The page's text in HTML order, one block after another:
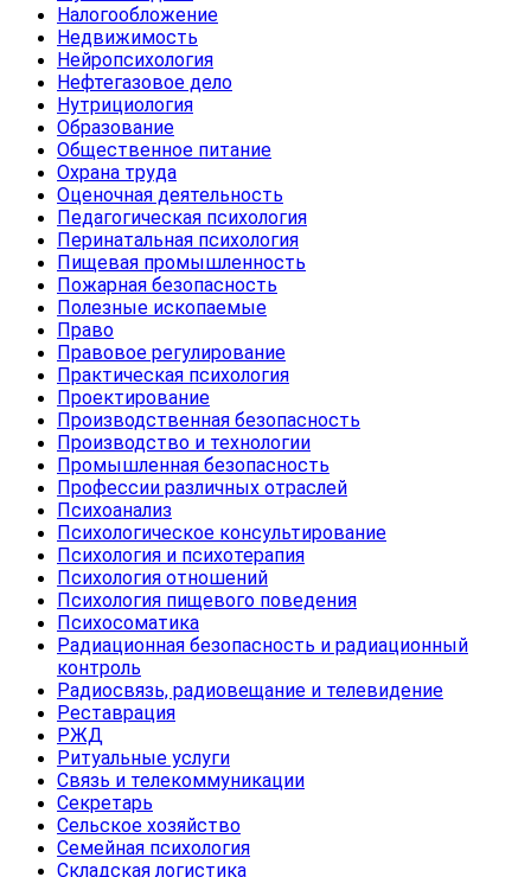
Налогообложение
Недвижимость
Нейропсихология
Нефтегазовое дело
Нутрициология
Образование
Общественное питание
Охрана труда
Оценочная деятельность
Педагогическая психология
Перинатальная психология
Пищевая промышленность
Пожарная безопасность
Полезные ископаемые
Право
Правовое регулирование
Практическая психология
Проектирование
Производственная безопасность
Производство и технологии
Промышленная безопасность
Профессии различных отраслей
Психоанализ
Психологическое консультирование
Психология и психотерапия
Психология отношений
Психология пищевого поведения
Психосоматика
Радиационная безопасность и радиационный
контроль
Радиосвязь, радиовещание и телевидение
Реставрация
РЖД
Ритуальные услуги
Связь и телекоммуникации
Секретарь
Сельское хозяйство
Семейная психология
Складская логистика